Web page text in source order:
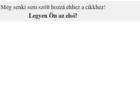
Még senki sem szólt hozzá ehhez a cikkhez!
Legyen Ön az első!